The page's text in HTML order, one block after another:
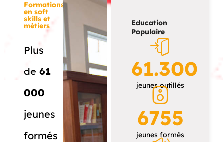
Formations
en soft
skills et
métiers
Plus
de 61
000
jeunes
formés
Education
Populaire
61.300
jeunes outillés
6755
jeunes formés